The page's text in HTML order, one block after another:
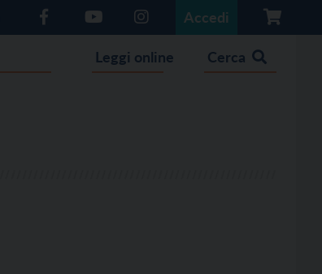
Accedi
Leggi online Cerca